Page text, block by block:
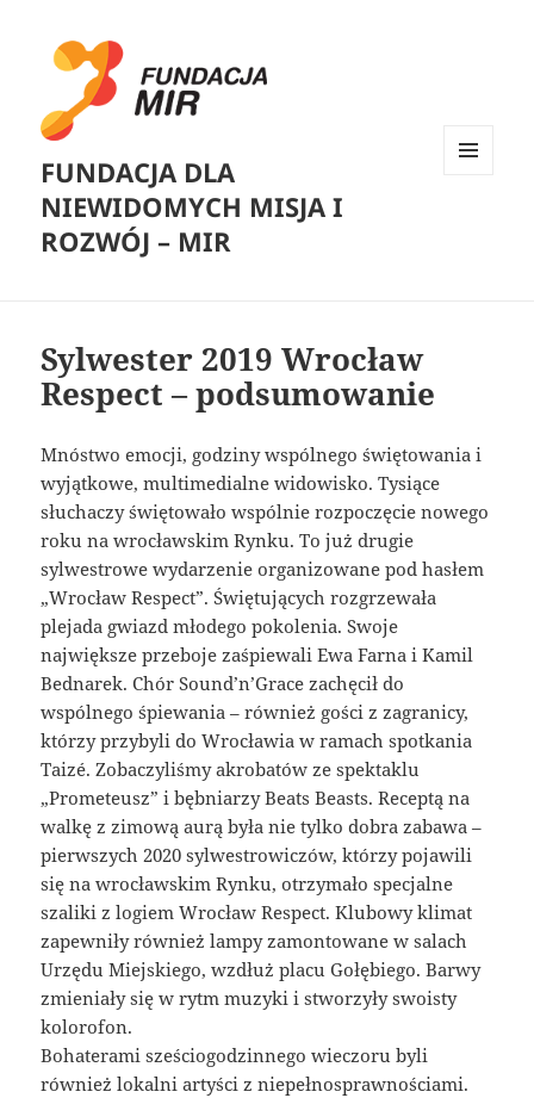
FUNDACJA DLA
NIEWIDOMYCH MISJA I
ROZWÓJ – MIR
Sylwester 2019 Wrocław
Respect – podsumowanie
Mnóstwo emocji, godziny wspólnego świętowania i
wyjątkowe, multimedialne widowisko. Tysiące
słuchaczy świętowało wspólnie rozpoczęcie nowego
roku na wrocławskim Rynku. To już drugie
sylwestrowe wydarzenie organizowane pod hasłem
„Wrocław Respect”. Świętujących rozgrzewała
plejada gwiazd młodego pokolenia. Swoje
największe przeboje zaśpiewali Ewa Farna i Kamil
Bednarek. Chór Sound’n’Grace zachęcił do
wspólnego śpiewania – również gości z zagranicy,
którzy przybyli do Wrocławia w ramach spotkania
Taizé. Zobaczyliśmy akrobatów ze spektaklu
„Prometeusz” i bębniarzy Beats Beasts. Receptą na
walkę z zimową aurą była nie tylko dobra zabawa –
pierwszych 2020 sylwestrowiczów, którzy pojawili
się na wrocławskim Rynku, otrzymało specjalne
szaliki z logiem Wrocław Respect. Klubowy klimat
zapewniły również lampy zamontowane w salach
Urzędu Miejskiego, wzdłuż placu Gołębiego. Barwy
zmieniały się w rytm muzyki i stworzyły swoisty
kolorofon.
Bohaterami sześciogodzinnego wieczoru byli
również lokalni artyści z niepełnosprawnościami.